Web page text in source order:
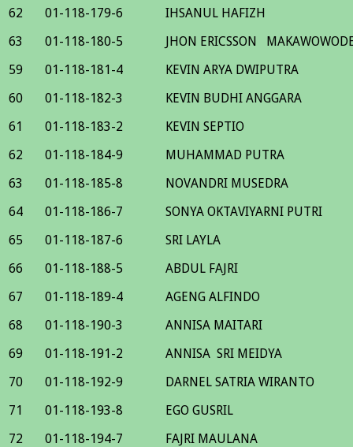
62
01-118-179-6
IHSANUL HAFIZH
63
01-118-180-5
JHON ERICSSON
59
01-118-181-4
KEVIN ARYA DWIPUTRA
60
01-118-182-3
KEVIN BUDHI ANGGARA
61
01-118-183-2
KEVIN SEPTIO
62
01-118-184-9
MUHAMMAD PUTRA
63
01-118-185-8
NOVANDRI MUSEDRA
64
01-118-186-7
SONYA OKTAVIYARNI PUTRI
65
01-118-187-6
SRI LAYLA
66
01-118-188-5
ABDUL FAJRI
67
01-118-189-4
AGENG ALFINDO
68
01-118-190-3
ANNISA MAITARI
69
01-118-191-2
ANNISA SRI MEIDYA
70
01-118-192-9
DARNEL SATRIA WIRANTO
71
01-118-193-8
EGO GUSRIL
72
01-118-194-7
FAJRI MAULANA